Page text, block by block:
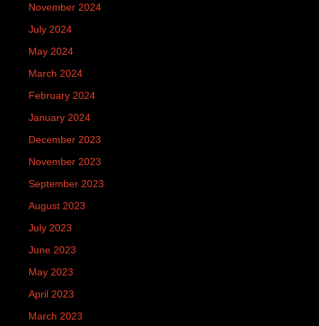
November 2024
July 2024
May 2024
March 2024
February 2024
January 2024
December 2023
November 2023
September 2023
August 2023
July 2023
June 2023
May 2023
April 2023
March 2023